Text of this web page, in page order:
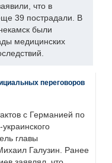
что в
39 пострадали. В
были
медицинских
переговоров
с Германией по
главы
Галузин. Ранее